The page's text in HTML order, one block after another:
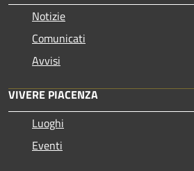
Notizie
Comunicati
Avvisi
VIVERE PIACENZA
Luoghi
Eventi